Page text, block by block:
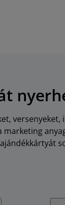
versenyeket,